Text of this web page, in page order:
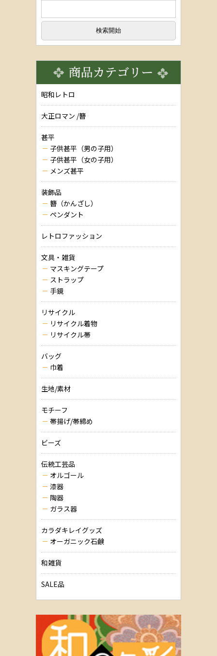
昭和レトロ
大正ロマン /簪
甚平
子供甚平（男の子用）
子供甚平（女の子用）
メンズ甚平
装飾品
簪（かんざし）
ペンダント
レトロファッション
文具・雑貨
マスキングテープ
ストラップ
手鏡
リサイクル
リサイクル着物
リサイクル帯
バッグ
巾着
生地/素材
モチーフ
帯揚げ/帯締め
ビーズ
伝統工芸品
オルゴール
漆器
陶器
ガラス器
カラダキレイグッズ
オーガニック石鹸
和雑貨
SALE品